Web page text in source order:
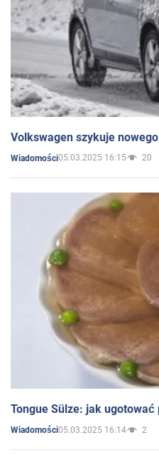
Volkswagen szykuje
Wiadomości05.03.2025 16:15 20
Tongue Sülze: jak
Wiadomości05.03.2025 16:14 2